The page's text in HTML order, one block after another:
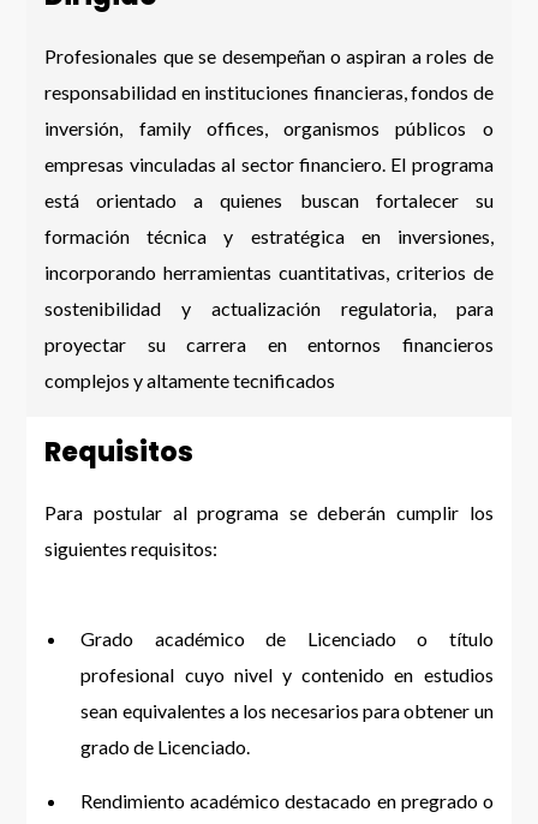
Profesionales que se desempeñan o aspiran a roles de
responsabilidad en instituciones financieras, fondos de
inversión, family offices, organismos públicos o
empresas vinculadas al sector financiero. El programa
está orientado a quienes buscan fortalecer su
formación técnica y estratégica en inversiones,
incorporando herramientas cuantitativas, criterios de
sostenibilidad y actualización regulatoria, para
proyectar su carrera en entornos financieros
complejos y altamente tecnificados
Requisitos
Para postular al programa se deberán cumplir los
siguientes requisitos:
Grado académico de Licenciado o título
profesional cuyo nivel y contenido en estudios
sean equivalentes a los necesarios para obtener un
grado de Licenciado.
Rendimiento académico destacado en pregrado o